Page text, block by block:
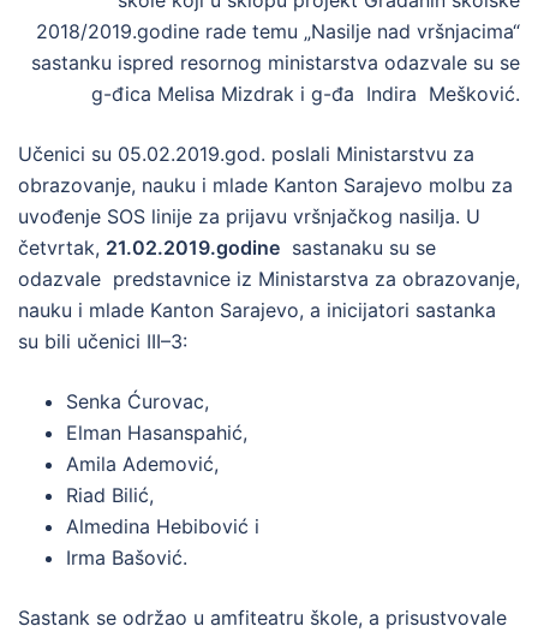
2018/2019.godine rade temu „Nasilje nad vršnjacima“
sastanku ispred resornog ministarstva odazvale su se
g-đica Melisa Mizdrak i g-đa Indira Mešković.
Učenici su 05.02.2019.god. poslali Ministarstvu za
obrazovanje, nauku i mlade Kanton Sarajevo molbu za
uvođenje SOS linije za prijavu vršnjačkog nasilja. U
četvrtak, 21.02.2019.godine sastanaku su se
odazvale predstavnice iz Ministarstva za obrazovanje,
nauku i mlade Kanton Sarajevo, a inicijatori sastanka
su bili učenici III–3:
Senka Ćurovac,
Elman Hasanspahić,
Amila Ademović,
Riad Bilić,
Almedina Hebibović i
Irma Bašović.
Sastank se održao u amfiteatru škole, a prisustvovale